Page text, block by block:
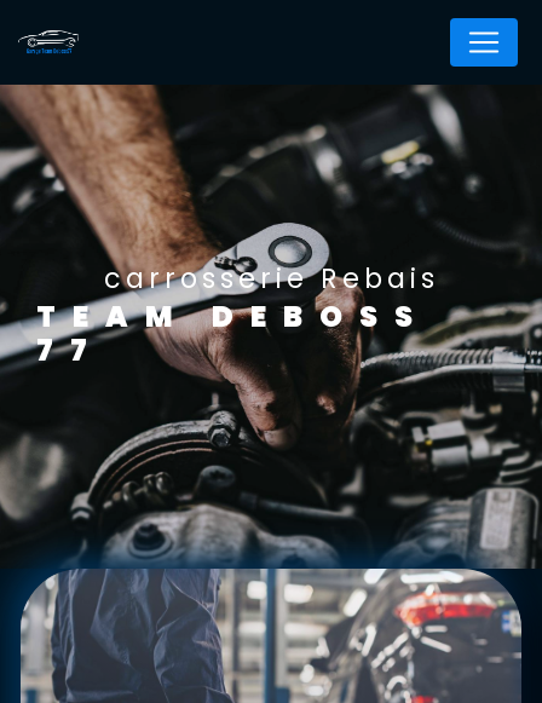
carrosserie Rebais
TEAM DEBOSS
77